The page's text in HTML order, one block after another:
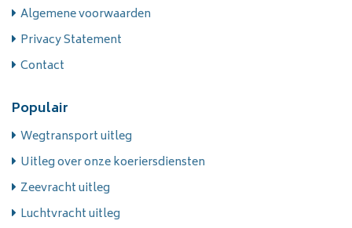
Algemene voorwaarden
Privacy Statement
Contact
Populair
Wegtransport uitleg
Uitleg over onze koeriersdiensten
Zeevracht uitleg
Luchtvracht uitleg